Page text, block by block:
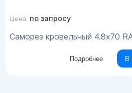
Цена: по запросу
Саморез кровельный 4.8x70
Подробнее В